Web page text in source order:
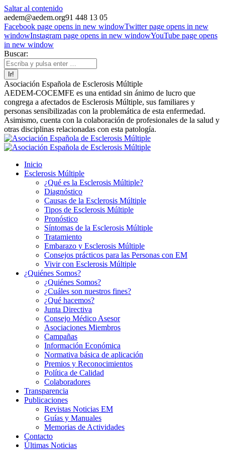
Saltar al contenido
aedem@aedem.org91 448 13 05
Facebook page opens in new windowTwitter page opens in new
windowInstagram page opens in new windowYouTube page opens
in new window
Buscar:
Asociación Española de Esclerosis Múltiple
AEDEM-COCEMFE es una entidad sin ánimo de lucro que
congrega a afectados de Esclerosis Múltiple, sus familiares y
personas sensibilizadas con la problemática de esta enfermedad.
Asimismo, cuenta con la colaboración de profesionales de la salud y
otras disciplinas relacionadas con esta patología.
Inicio
Esclerosis Múltiple
¿Qué es la Esclerosis Múltiple?
Diagnóstico
Causas de la Esclerosis Múltiple
Tipos de Esclerosis Múltiple
Pronóstico
Síntomas de la Esclerosis Múltiple
Tratamiento
Embarazo y Esclerosis Múltiple
Consejos prácticos para las Personas con EM
Vivir con Esclerosis Múltiple
¿Quiénes Somos?
¿Quiénes Somos?
¿Cuáles son nuestros fines?
¿Qué hacemos?
Junta Directiva
Consejo Médico Asesor
Asociaciones Miembros
Campañas
Información Económica
Normativa básica de aplicación
Premios y Reconocimientos
Política de Calidad
Colaboradores
Transparencia
Publicaciones
Revistas Noticias EM
Guías y Manuales
Memorias de Actividades
Contacto
Últimas Noticias